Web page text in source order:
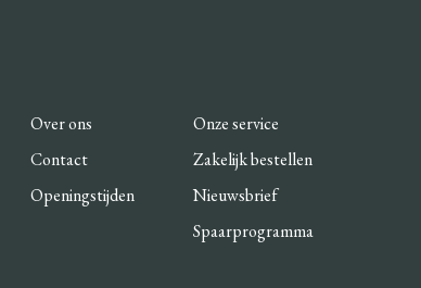
Over ons
Onze service
Contact
Zakelijk bestellen
Openingstijden
Nieuwsbrief
Spaarprogramma